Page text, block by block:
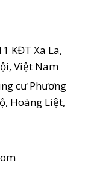
KĐT Xa La,
Việt Nam
cư Phương
Hoàng Liệt,